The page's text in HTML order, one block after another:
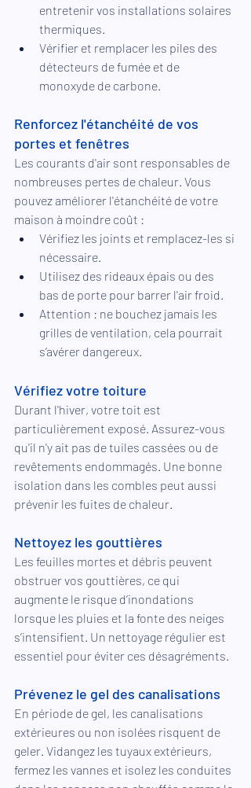
entretenir vos installations solaires
thermiques.
Vérifier et remplacer les piles des
détecteurs de fumée et de
monoxyde de carbone.
Renforcez l'étanchéité de vos
portes et fenêtres
Les courants d'air sont responsables de
nombreuses pertes de chaleur. Vous
pouvez améliorer l'étanchéité de votre
maison à moindre coût :
Vérifiez les joints et remplacez-les si
nécessaire.
Utilisez des rideaux épais ou des
bas de porte pour barrer l'air froid.
Attention : ne bouchez jamais les
grilles de ventilation, cela pourrait
s’avérer dangereux.
Vérifiez votre toiture
Durant l'hiver, votre toit est
particulièrement exposé. Assurez-vous
qu'il n'y ait pas de tuiles cassées ou de
revêtements endommagés. Une bonne
isolation dans les combles peut aussi
prévenir les fuites de chaleur.
Nettoyez les gouttières
Les feuilles mortes et débris peuvent
obstruer vos gouttières, ce qui
augmente le risque d’inondations
lorsque les pluies et la fonte des neiges
s’intensifient. Un nettoyage régulier est
essentiel pour éviter ces désagréments.
Prévenez le gel des canalisations
En période de gel, les canalisations
extérieures ou non isolées risquent de
geler. Vidangez les tuyaux extérieurs,
fermez les vannes et isolez les conduites